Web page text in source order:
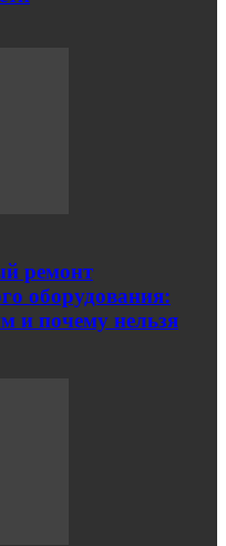
ремонт
оборудования:
и почему нельзя